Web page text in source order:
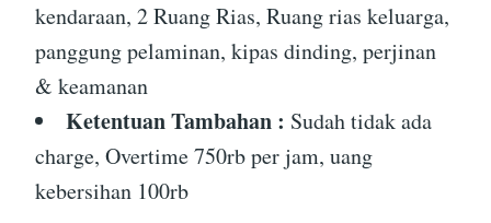
kendaraan, 2 Ruang Rias, Ruang rias keluarga,
panggung pelaminan, kipas dinding, perjinan
& keamanan
Ketentuan Tambahan : Sudah tidak ada
charge, Overtime 750rb per jam, uang
kebersihan 100rb